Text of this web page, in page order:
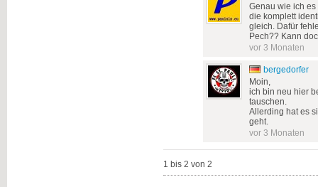
Genau wie ich
die komplett
gleich. Dafür
Pech?? Kann
vor 3 Monaten
bergedorfer
Moin,
ich bin neu hier
tauschen.
Allerding hat es
geht.
vor 3 Monaten
1 bis 2 von 2